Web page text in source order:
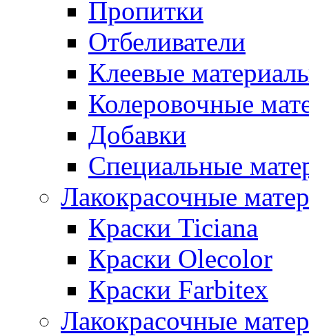
Пропитки
Отбеливатели
Клеевые
Колеровочные
Добавки
Специальные
Лакокрасочные
Краски Ticiana
Краски Olecolor
Краски Farbitex
Лакокрасочные